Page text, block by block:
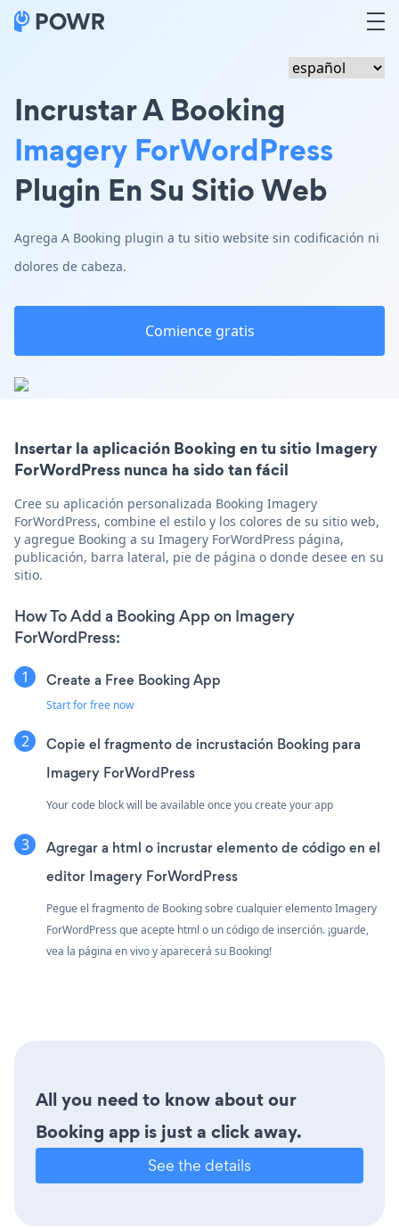
Incrustar A Booking
Imagery ForWordPress
Plugin En Su Sitio Web
Agrega A Booking plugin a tu sitio website sin codificación ni
dolores de cabeza.
Comience gratis
Insertar la aplicación Booking en tu sitio Imagery
ForWordPress nunca ha sido tan fácil
Cree su aplicación personalizada Booking Imagery
ForWordPress, combine el estilo y los colores de su sitio web,
y agregue Booking a su Imagery ForWordPress página,
publicación, barra lateral, pie de página o donde desee en su
sitio.
How To Add a Booking App on Imagery
ForWordPress:
Create a Free Booking App
Start for free now
Copie el fragmento de incrustación Booking para
Imagery ForWordPress
Your code block will be available once you create your app
Agregar a html o incrustar elemento de código en el
editor Imagery ForWordPress
Pegue el fragmento de Booking sobre cualquier elemento Imagery
ForWordPress que acepte html o un código de inserción. ¡guarde,
vea la página en vivo y aparecerá su Booking!
All you need to know about our
Booking app is just a click away.
See the details